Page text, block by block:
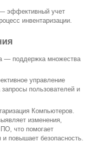
эффективный учет
инвентаризации.
— поддержка множества
управление
пользователей и
Компьютеров.
изменения,
что помогает
повышает безопасность.